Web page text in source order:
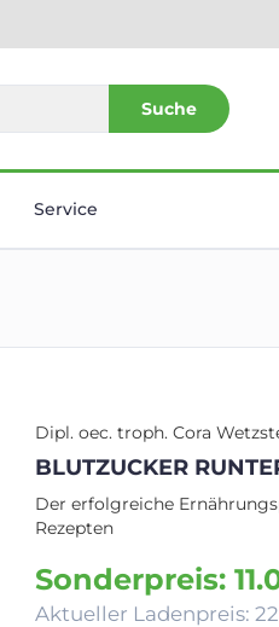
Suche
Service
Dipl. oec. troph. Cora
BLUTZUCKER
Der erfolgreiche
Rezepten
Sonderpreis:
Aktueller Ladenpreis: